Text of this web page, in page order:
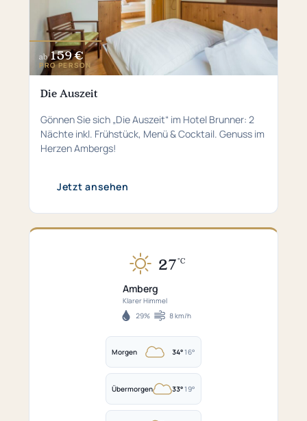
ab 159 €
PRO PERSON
Die Auszeit
Gönnen Sie sich „Die Auszeit“ im Hotel Brunner: 2
Nächte inkl. Frühstück, Menü & Cocktail. Genuss im
Herzen Ambergs!
Jetzt ansehen
27°C
Aktuell
27°C
in
Amberg
Himmel.
Perfekt
für
Spaziergang
Amberg
Klarer Himmel
29%
Luftfeuchtigkeit
8 km/h
Windgeschwindigkeit
Morgen 34° 16°
Morgen:
34°C
bis
16°C
Übermorgen 33° 19°
Übermorgen:
33°C